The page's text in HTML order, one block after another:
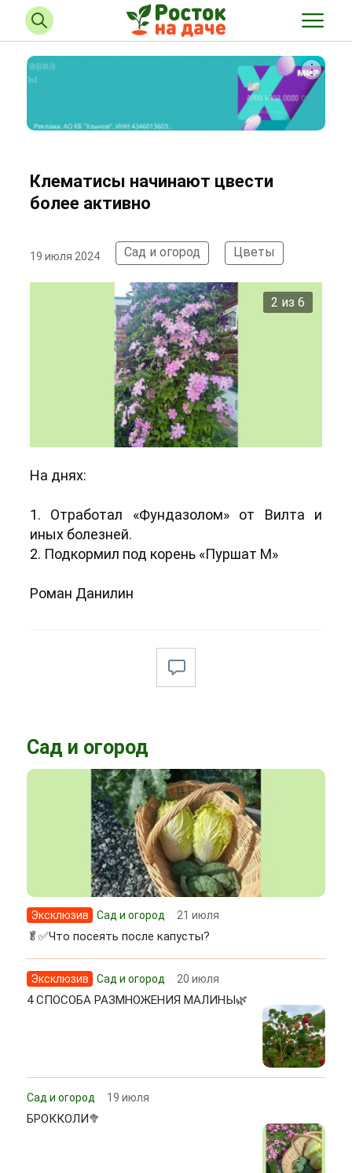
Клематисы начинают цвести
более активно
19 июля 2024 Сад и огород Цветы
2 из 6
На днях:
1. Отработал «Фундазолом» от Вилта и
иных болезней.
2. Подкормил под корень «Пуршат М»
Роман Данилин
Сад и огород
Эксклюзив Сад и огород 21 июля
🥬✅Что посеять после капусты?
Эксклюзив Сад и огород 20 июля
4 СПОСОБА РАЗМНОЖЕНИЯ МАЛИНЫ🌿
Сад и огород 19 июля
БРОККОЛИ🥦